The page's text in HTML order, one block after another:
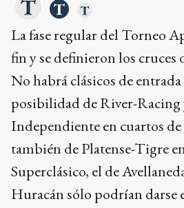
La fase regular del Torneo
fin y se definieron los cruces
No habrá clásicos de
posibilidad de River-Racing
Independiente en cuartos
también de Platense-Tigre
Superclásico, el de
Huracán sólo podrían darse